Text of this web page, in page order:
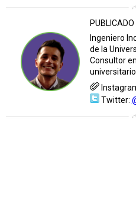
PUBLICADO
Ingeniero
de la
Consultor
universitario.
Twitter: